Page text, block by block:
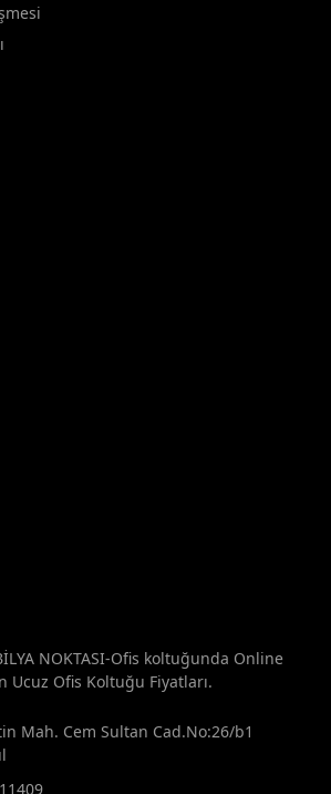
NOKTASI-Ofis koltuğunda Online
Ucuz Ofis Koltuğu Fiyatları.
Mah. Cem Sultan Cad.No:26/b1